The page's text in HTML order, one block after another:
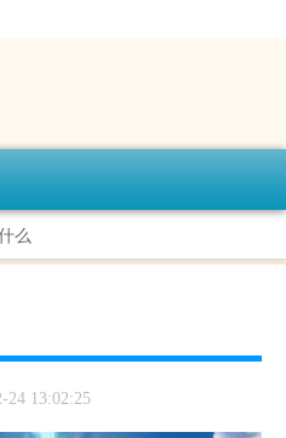
么
24 13:02:25